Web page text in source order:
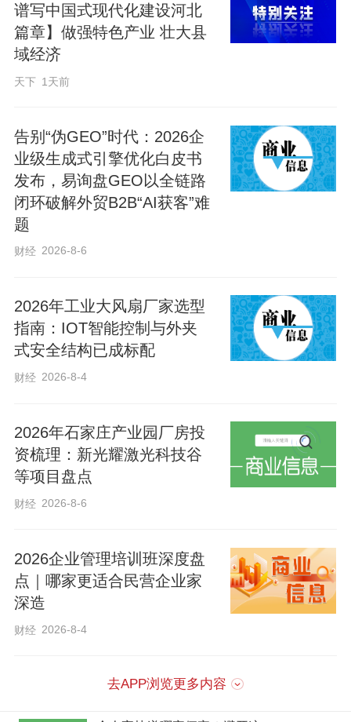
这座种苗数智工厂，由北京金福腾科技有
限公司投资建设，目前已建成1.2万平方米
智能连栋玻璃温室，设有新品种育苗展示
研学体验区等核心板块，可实现全流程智
能育苗、数字化精准管理、机械化协同作
业、全链条融合发展。全面投产后，工厂
预计年产蔬菜种苗1578万株，带动就业约
150人，成为冀州农业现代化的一张新名
党的二十届四中全会提出“提升农业综合生
产能力和质量效益”。这就要求把农业科技
创新摆在更加突出位置，坚持向科技要产
这让金福腾公司更加坚定了“用数字技术重
塑传统育苗”的信心。刘龙祥一边带记者参
观，一边感慨：“全会精神给我们农业科技
育苗这件事做深、做透、做出实效。”
谱写中国式现代化建设河北
篇章】做强特色产业 壮大县
域经济
天下 1天前
告别“伪GEO”时代：2026企
业级生成式引擎优化白皮书
发布，易询盘GEO以全链路
闭环破解外贸B2B“AI获客”难
题
财经 2026-8-6
2026年工业大风扇厂家选型
指南：IOT智能控制与外夹
式安全结构已成标配
财经 2026-8-4
2026年石家庄产业园厂房投
资梳理：新光耀激光科技谷
等项目盘点
财经 2026-8-6
2026企业管理培训班深度盘
点｜哪家更适合民营企业家
深造
财经 2026-8-4
去APP浏览更多内容